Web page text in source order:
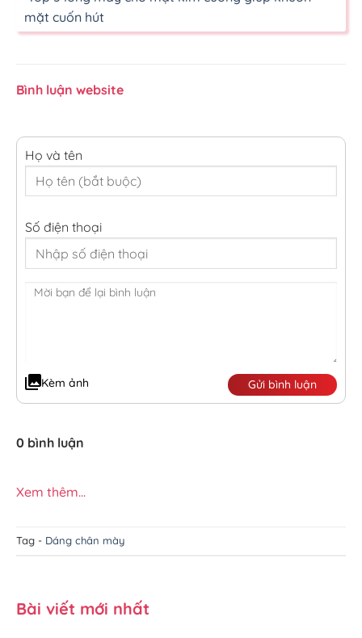
mặt cuốn hút
Bình luận website
Họ và tên
Số điện thoại
Kèm ảnh Gửi bình luận
0 bình luận
Xem thêm...
Tag - Dáng chân mày
Bài viết mới nhất